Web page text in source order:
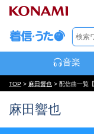
音楽
TOP > 麻田響也 > 配信曲一覧【
麻田響也